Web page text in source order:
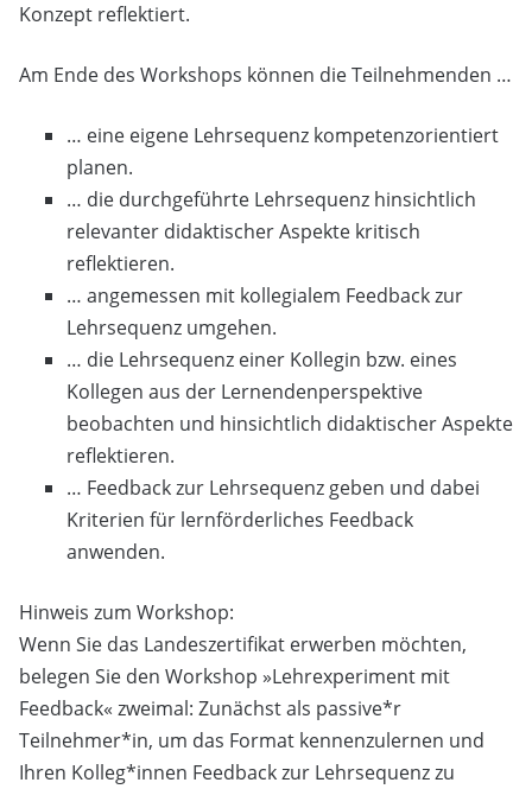
Konzept reflektiert.
Am Ende des Workshops können die Teilnehmenden …
… eine eigene Lehrsequenz kompetenzorientiert
planen.
… die durchgeführte Lehrsequenz hinsichtlich
relevanter didaktischer Aspekte kritisch
reflektieren.
… angemessen mit kollegialem Feedback zur
Lehrsequenz umgehen.
… die Lehrsequenz einer Kollegin bzw. eines
Kollegen aus der Lernendenperspektive
beobachten und hinsichtlich didaktischer Aspekte
reflektieren.
… Feedback zur Lehrsequenz geben und dabei
Kriterien für lernförderliches Feedback
anwenden.
Hinweis zum Workshop:
Wenn Sie das Landeszertifikat erwerben möchten,
belegen Sie den Workshop »Lehrexperiment mit
Feedback« zweimal: Zunächst als passive*r
Teilnehmer*in, um das Format kennenzulernen und
Ihren Kolleg*innen Feedback zur Lehrsequenz zu